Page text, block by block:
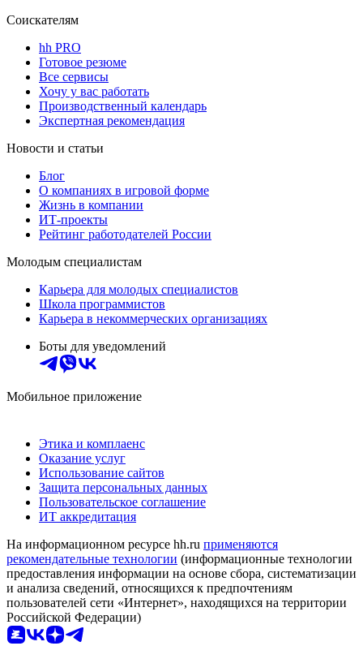
Соискателям
hh PRO
Готовое резюме
Все сервисы
Хочу у вас работать
Производственный календарь
Экспертная рекомендация
Новости и статьи
Блог
О компаниях в игровой форме
Жизнь в компании
ИТ-проекты
Рейтинг работодателей России
Молодым специалистам
Карьера для молодых специалистов
Школа программистов
Карьера в некоммерческих организациях
Боты для уведомлений
Мобильное приложение
Этика и комплаенс
Оказание услуг
Использование сайтов
Защита персональных данных
Пользовательское соглашение
ИТ аккредитация
На информационном ресурсе hh.ru применяются
рекомендательные технологии (информационные технологии
предоставления информации на основе сбора, систематизации
и анализа сведений, относящихся к предпочтениям
пользователей сети «Интернет», находящихся на территории
Российской Федерации)